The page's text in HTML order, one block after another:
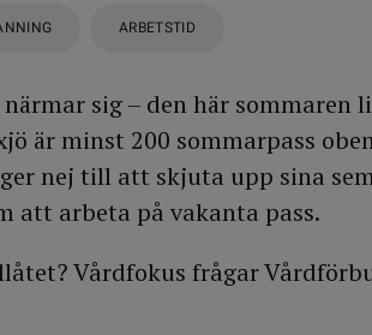
ARBETSTID
sig – den här sommaren
är minst 200 sommarpass
nej till att skjuta upp sina
att arbeta på vakanta pass.
Vårdfokus frågar